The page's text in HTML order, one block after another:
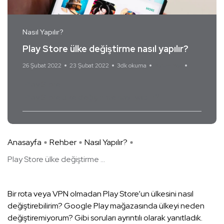
Nasıl Yapılır?
Play Store ülke değiştirme nasıl yapılır?
26 Şubat 2022 23 Şubat 2022 3dk okuma
Anasayfa Rehber
Nasıl Yapılır?
Play Store ülke değiştirme ...
Bir rota veya VPN olmadan Play Store’un ülkesini nasıl
değiştirebilirim? Google Play mağazasında ülkeyi neden
değiştiremiyorum? Gibi soruları ayrıntılı olarak yanıtladık.